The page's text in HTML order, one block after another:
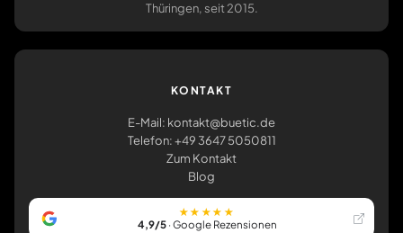
Thüringen, seit 2015.
KONTAKT
E-Mail: kontakt@buetic.de
Telefon: +49 3647 5050811
Zum Kontakt
Blog
★★★★★
4,9/5· Google Rezensionen